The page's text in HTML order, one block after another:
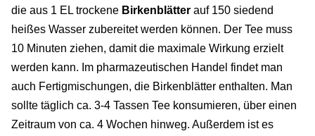
die aus 1 EL trockene Birkenblätter auf 150 siedend
heißes Wasser zubereitet werden können. Der Tee muss
10 Minuten ziehen, damit die maximale Wirkung erzielt
werden kann. Im pharmazeutischen Handel findet man
auch Fertigmischungen, die Birkenblätter enthalten. Man
sollte täglich ca. 3-4 Tassen Tee konsumieren, über einen
Zeitraum von ca. 4 Wochen hinweg. Außerdem ist es